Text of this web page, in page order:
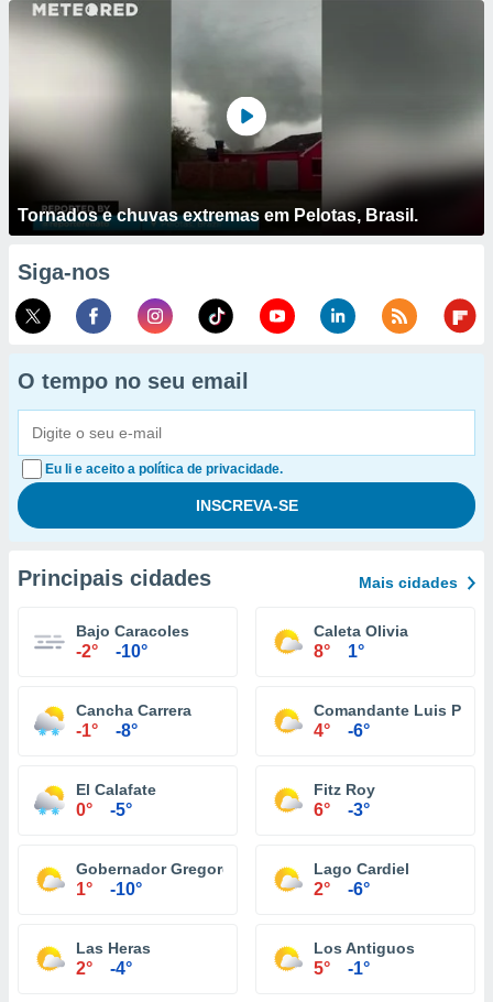
Tornados e chuvas extremas em Pelotas, Brasil.
Siga-nos
O tempo no seu email
Eu li e aceito a política de privacidade.
Principais cidades Mais cidades
Bajo Caracoles
-2° -10°
Caleta Olivia
8° 1°
Cancha Carrera
-1° -8°
Comandante Luis
4° -6°
El Calafate
0° -5°
Fitz Roy
6° -3°
Gobernador Gregores
1° -10°
Lago Cardiel
2° -6°
Las Heras
2° -4°
Los Antiguos
5° -1°